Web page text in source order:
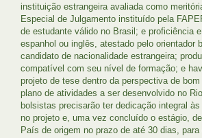
instituição estrangeira avaliada como
Especial de Julgamento instituído pela
de estudante válido no Brasil; e proficiência
espanhol ou inglês, atestado pelo orientador
candidato de nacionalidade estrangeira;
compatível com seu nível de formação; e
projeto de tese dentro da perspectiva de
plano de atividades a ser desenvolvido no
bolsistas precisarão ter dedicação integral
no projeto e, uma vez concluído o estágio,
País de origem no prazo de até 30 dias,